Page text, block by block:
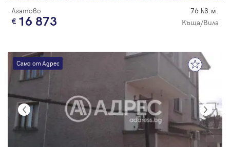
Агатово 76 кв.м.
16 873 Къща/Вила
Само от Адрес